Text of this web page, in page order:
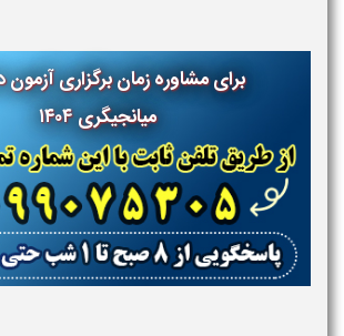
برای مشاوره زمان برگزاری
میانجیگری ۱۴۰۴